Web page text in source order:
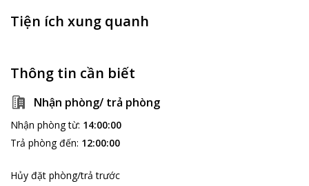
Tiện ích xung quanh
Thông tin cần biết
Nhận phòng/ trả phòng
Nhận phòng từ: 14:00:00
Trả phòng đến: 12:00:00
Hủy đặt phòng/trả trước